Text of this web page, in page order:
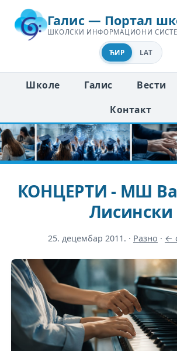
Галис — Портал
ШКОЛСКИ ИНФОРМАЦИОНИ
ЋИР LAT
Школе Галис Вести
Контакт
КОНЦЕРТИ - МШ
Лисински
25. децембар 2011. · Разно · ←